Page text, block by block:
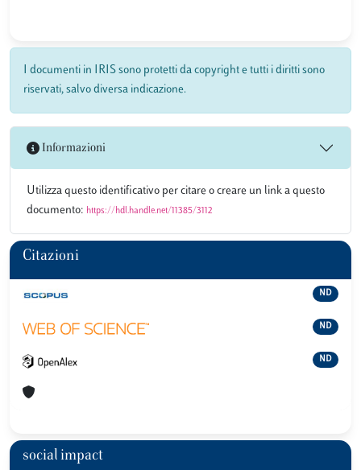
I documenti in IRIS sono protetti da copyright e tutti i diritti sono
riservati, salvo diversa indicazione.
Informazioni
Utilizza questo identificativo per citare o creare un link a questo
documento: https://hdl.handle.net/11385/3112
Citazioni
ND
ND
ND
social impact